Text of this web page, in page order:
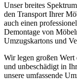
Unser breites
den Transport Ihrer
auch einen
Demontage von
Umzugskartons und
Wir legen großen
und unbeschädigt in
unsere umfassende